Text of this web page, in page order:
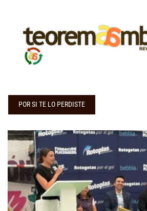
POR SI TE LO PERDISTE